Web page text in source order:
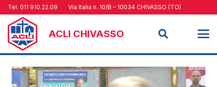
Tel. 011 910.22.09 Via Italia n. 10/B – 10034 CHIVASSO (TO)
ACLI CHIVASSO